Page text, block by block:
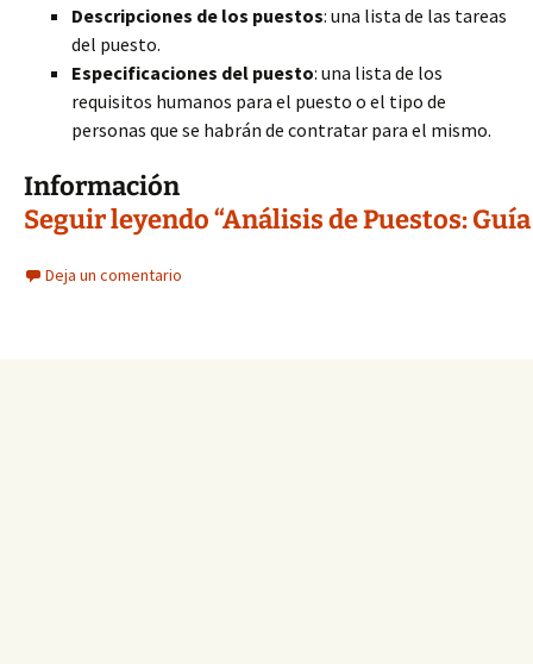
Descripciones de los puestos: una lista de las tareas
del puesto.
Especificaciones del puesto: una lista de los
requisitos humanos para el puesto o el tipo de
personas que se habrán de contratar para el mismo.
Información
Seguir leyendo “Análisis de Puestos:
Deja un comentario